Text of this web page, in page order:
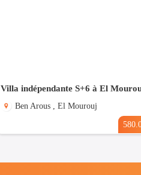
Villa indépendante S+6 à El
Ben Arous , El Mourouj